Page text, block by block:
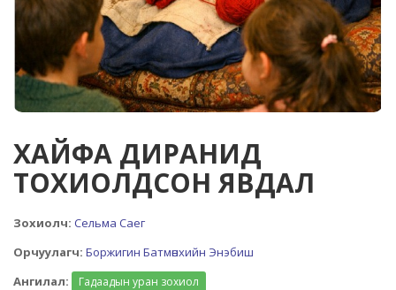
ХАЙФА ДИРАНИД
ТОХИОЛДСОН ЯВДАЛ
Зохиолч: Сельма Саег
Орчуулагч: Боржигин Батмөнхийн Энэбиш
Ангилал:
Гадаадын уран зохиол